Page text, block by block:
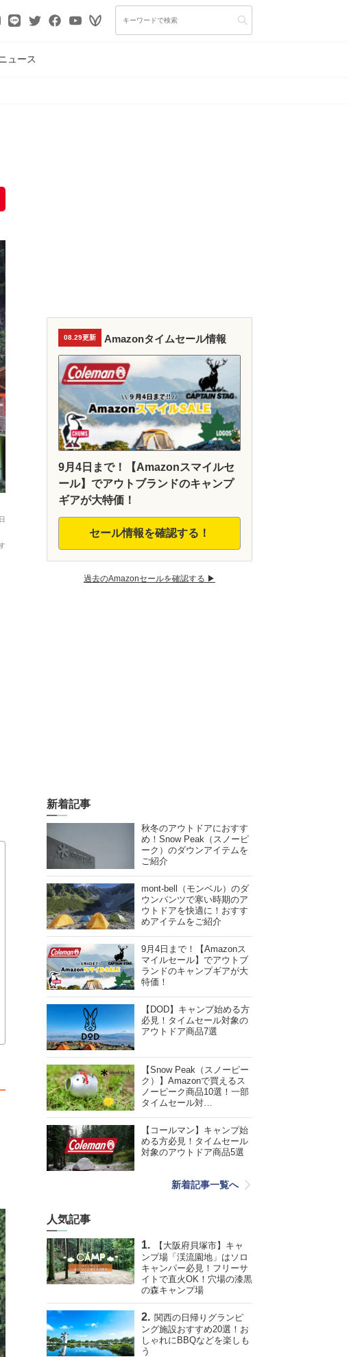
ュース
08.29更新 Amazonタイムセール情報
9月4日まで！【Amazonスマイルセ
ール】でアウトブランドのキャンプ
ギアが大特価！
セール情報を確認する！
過去のAmazonセールを確認する ▶︎
新着記事
秋冬のアウトドアにおすす
め！Snow Peak（スノーピ
ーク）のダウンアイテムを
ご紹介
mont-bell（モンベル）のダ
ウンパンツで寒い時期のア
ウトドアを快適に！おすす
めアイテムをご紹介
9月4日まで！【Amazonス
マイルセール】でアウトブ
ランドのキャンプギアが大
特価！
【DOD】キャンプ始める方
必見！タイムセール対象の
アウトドア商品7選
【Snow Peak（スノーピー
ク）】Amazonで買えるス
ノーピーク商品10選！一部
タイムセール対…
【コールマン】キャンプ始
める方必見！タイムセール
対象のアウトドア商品5選
新着記事一覧へ
人気記事
【大阪府貝塚市】キャ
ンプ場「渓流園地」はソロ
キャンパー必見！フリーサ
イトで直火OK！穴場の漆黒
の森キャンプ場
関西の日帰りグランピ
ング施設おすすめ20選！お
しゃれにBBQなどを楽しも
う